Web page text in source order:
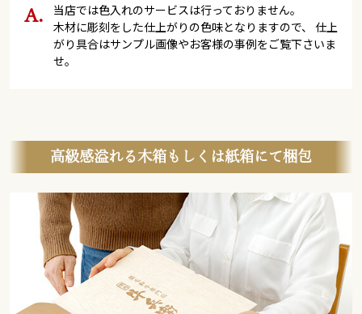
当店では色入れのサービスは行っておりません。
木材に彫刻をした仕上がりの色味となりますので、 仕上
がり具合はサンプル画像やお客様の事例をご覧下さいま
せ。
高級感溢れる木箱もしくは紙箱にて梱包